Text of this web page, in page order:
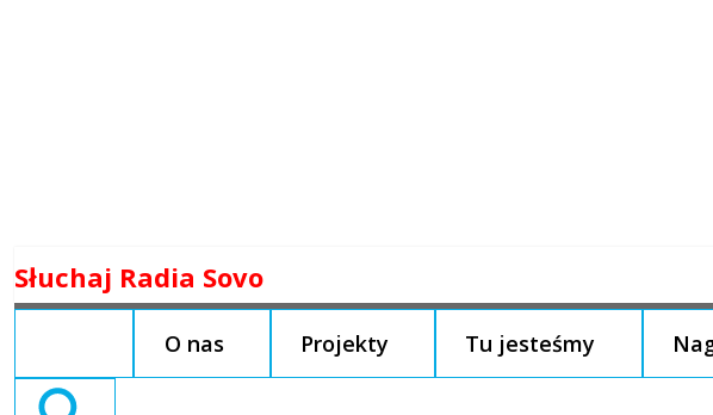
to
Słuchaj Radia Sovo
O nas Projekty Tu jesteśmy
Search